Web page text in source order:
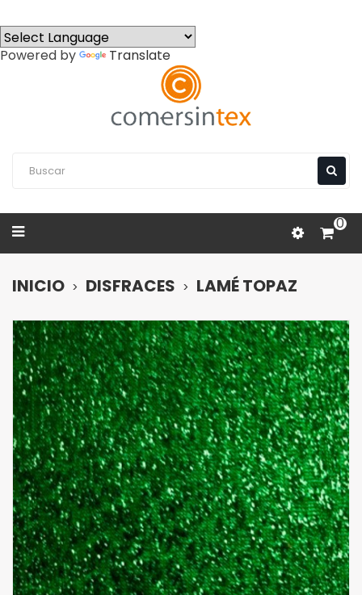
Powered by Translate
0
INICIO DISFRACES LAMÉ TOPAZ